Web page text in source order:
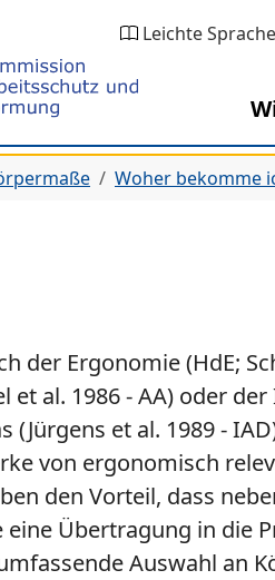
Leichte Sprache
Woher bekomme
der Ergonomie (HdE;
et al. 1986 - AA) oder
(Jürgens et al. 1989 -
von ergonomisch
den Vorteil, dass
Übertragung in die
Auswahl an